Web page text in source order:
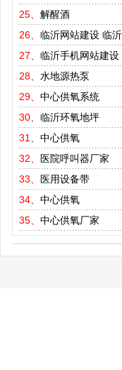
25、 解醒酒
26、 临沂网站建设 临
27、 临沂手机网站建设
28、 水地源热泵
29、 中心供氧系统
30、 临沂环氧地坪
31、 中心供氧
32、
医院呼叫器厂家
33、
医用设备带
34、 中心供氧
35、 中心供氧厂家